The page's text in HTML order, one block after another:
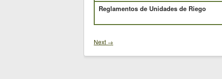
Reglamentos de Unidades de Riego
Next →